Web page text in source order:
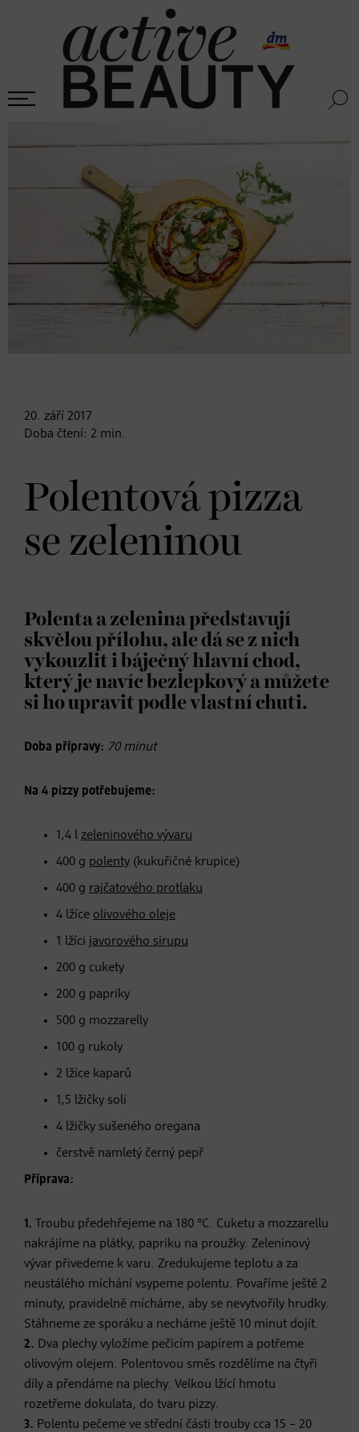
20. září 2017
Doba čtení: 2 min.
Polentová pizza
se zeleninou
Polenta a zelenina představují
skvělou přílohu, ale dá se z nich
vykouzlit i báječný hlavní chod,
který je navíc bezlepkový a můžete
si ho upravit podle vlastní chuti.
Doba přípravy: 70 minut
Na 4 pizzy potřebujeme:
1,4 l zeleninového vývaru
400 g polenty (kukuřičné krupice)
400 g rajčatového protlaku
4 lžíce olivového oleje
1 lžíci javorového sirupu
200 g cukety
200 g papriky
500 g mozzarelly
100 g rukoly
2 lžíce kaparů
1,5 lžičky soli
4 lžičky sušeného oregana
čerstvě namletý černý pepř
Příprava:
1.
Troubu předehřejeme na 180 °C. Cuketu a mozzarellu
nakrájíme na plátky, papriku na proužky. Zeleninový
vývar přivedeme k varu. Zredukujeme teplotu a za
neustálého míchání vsypeme polentu. Povaříme ještě 2
minuty, pravidelně mícháme, aby se nevytvořily hrudky.
Stáhneme ze sporáku a necháme ještě 10 minut dojít.
2. Dva plechy vyložíme pečicím papírem a potřeme
olivovým olejem. Polentovou směs rozdělíme na čtyři
díly a přendáme na plechy. Velkou lžící hmotu
rozetřeme dokulata, do tvaru pizzy.
3. Polentu pečeme ve střední části trouby cca 15 – 20